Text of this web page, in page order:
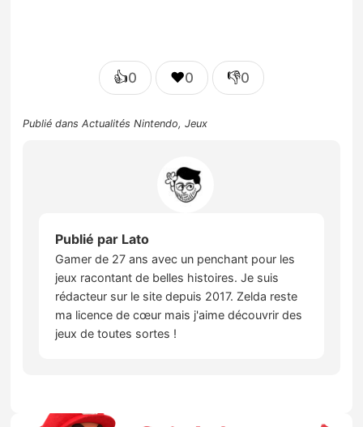
👍0 ❤️0 👎0
Publié dansActualités Nintendo,Jeux
Publié par Lato
Gamer de 27 ans avec un penchant pour les
jeux racontant de belles histoires. Je suis
rédacteur sur le site depuis 2017. Zelda reste
ma licence de cœur mais j'aime découvrir des
jeux de toutes sortes !